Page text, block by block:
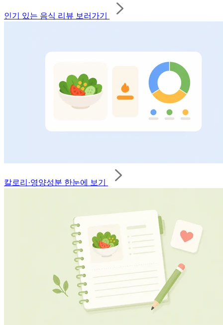
인기 있는 음식 리뷰 보러가기
칼로리·영양성분 한눈에 보기